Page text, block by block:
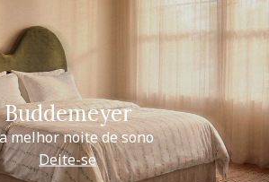
Buddemeyer
melhor noite de sono
Deite-se